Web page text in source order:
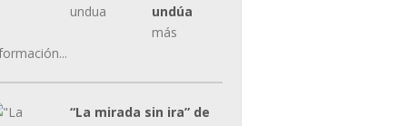
undúa
más
“La mirada sin ira” de